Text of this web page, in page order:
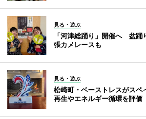
見る・遊ぶ
「河津総踊り」開催へ 盆踊
張カメレースも
見る・遊ぶ
松崎町・ベーストレスがス
再生やエネルギー循環を評価